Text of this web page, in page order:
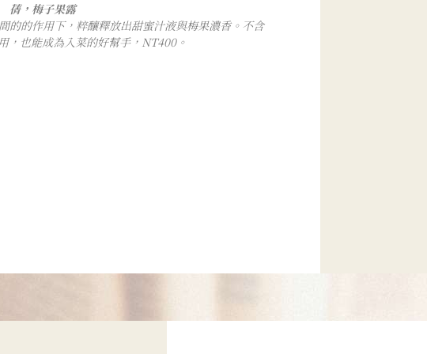
蒨，梅子果露
的的作用下，粹釀釋放出甜蜜汁液與梅果濃香。不含
，也能成為入菜的好幫手，NT400。